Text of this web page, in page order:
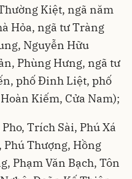
Kiệt, ngã năm
Hỏa, ngã tư Tràng
Nguyễn Hữu
Phùng Hưng, ngã tư
phố Đinh Liệt, phố
Kiếm, Cửa Nam);
Trích Sài, Phú Xá
Phú Thượng, Hồng
Phạm Văn Bạch, Tôn